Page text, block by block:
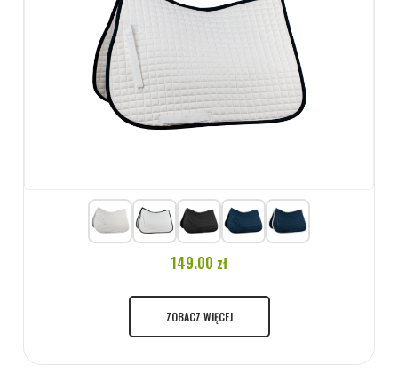
149.00 zł
ZOBACZ WIĘCEJ